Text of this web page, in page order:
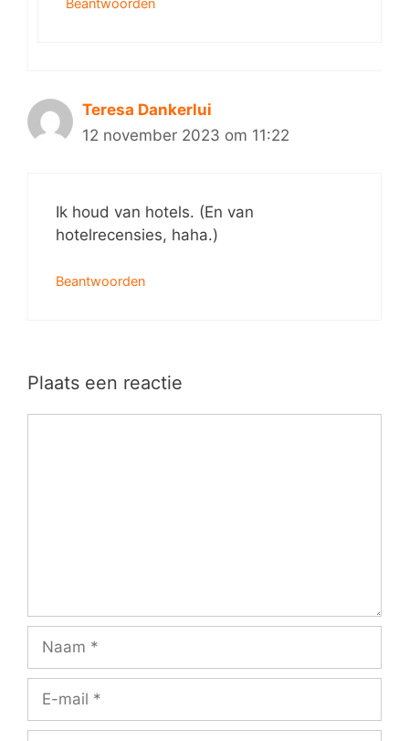
Beantwoorden
Teresa Dankerlui
12 november 2023 om 11:22
Ik houd van hotels. (En van
hotelrecensies, haha.)
Beantwoorden
Plaats een reactie
mail